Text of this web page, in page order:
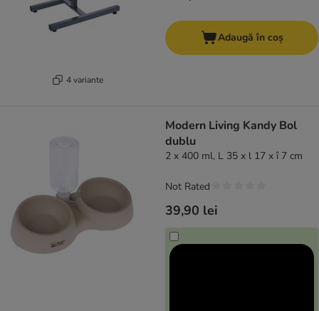
4 variante
Adaugă în coș
Modern Living Kandy Bol
dublu
2 x 400 ml, L 35 x l 17 x î 7 cm
39,90 lei
Not Rated